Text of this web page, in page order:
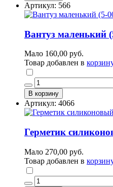
Артикул: 566
Вантуз маленький
Мало 160,00 руб.
Товар добавлен в
В корзину
Артикул: 4066
Герметик
Мало 270,00 руб.
Товар добавлен в